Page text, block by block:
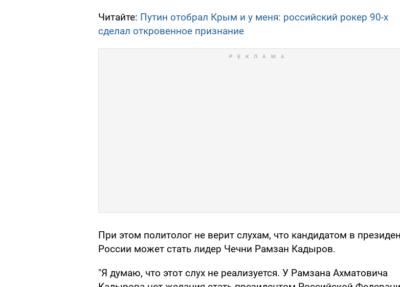
Читайте: Путин отобрал Крым и у меня: российский рокер 90-х
сделал откровенное признание
При этом политолог не верит слухам, что кандидатом в
России может стать лидер Чечни Рамзан Кадыров.
"Я думаю, что этот слух не реализуется. У Рамзана Ахматовича